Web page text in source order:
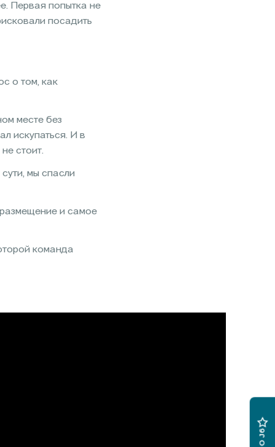
Первая попытка не
посадить
о том, как
месте без
искупаться. И в
стоит.
мы спасли
и самое
команда